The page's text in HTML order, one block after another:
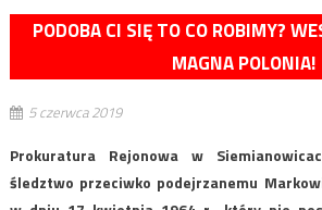
PODOBA CI SIĘ TO CO ROBIMY?
MAGNA POLONIA!
5 czerwca 2019
Prokuratura Rejonowa w
śledztwo przeciwko podejrzanemu